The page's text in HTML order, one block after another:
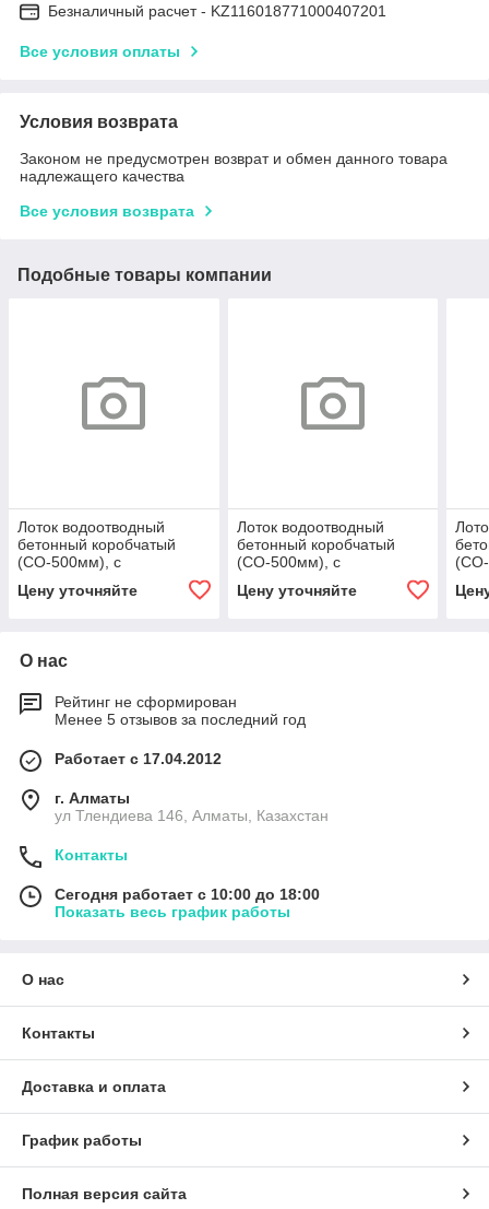
Безналичный расчет - KZ116018771000407201
Все условия оплаты
Условия возврата
Законом не предусмотрен возврат и обмен данного товара
надлежащего качества
Все условия возврата
Подобные товары компании
Лоток водоотводный
бетонный коробчатый
(СО-500мм), с
100.60,3(50).50(41) - BGU,
Цену уточняйте
Лоток водоотводный
бетонный коробчатый
(СО-500мм), с
100.60,3(50).50(41) - BGU,
Цену уточняйте
(СО-
О нас
Рейтинг не сформирован
Менее 5 отзывов за последний год
Работает с 17.04.2012
г. Алматы
ул Тлендиева 146, Алматы, Казахстан
Контакты
Сегодня работает с 10:00 до 18:00
Показать весь график работы
О нас
Контакты
Доставка и оплата
График работы
Полная версия сайта